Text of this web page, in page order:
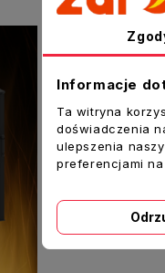
Dodaj Do
Informacje
Ta witryna
doświadczenia
ulepszenia
preferencjami